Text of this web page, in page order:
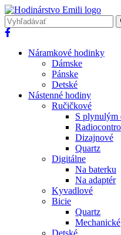
Náramkové hodinky
Dámske
Pánske
Detské
Nástenné hodiny
Ručičkové
S plynulým
Dizajnové
Quartz
Digitálne
Na baterku
Na adaptér
Kyvadlové
Bicie
Quartz
Mechanické
Detské